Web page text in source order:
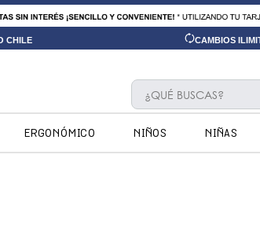
CHILE CAMBIOS
¿QUÉ BUSCAS?
ERGONÓMICO NIÑOS NIÑAS
TÉRMINOS MÁS BUSCADOS
1.
ninos